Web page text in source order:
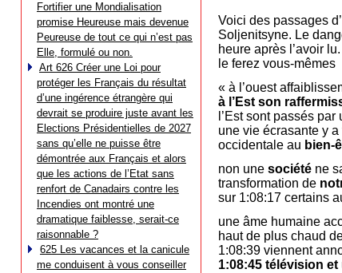
Fortifier une Mondialisation
promise Heureuse mais devenue
Peureuse de tout ce qui n’est pas
Elle, formulé ou non.
Art 626 Créer une Loi pour
protéger les Français du résultat
d’une ingérence étrangère qui
devrait se produire juste avant les
Elections Présidentielles de 2027
sans qu’elle ne puisse être
démontrée aux Français et alors
que les actions de l’Etat sans
renfort de Canadairs contre les
Incendies ont montré une
dramatique faiblesse, serait-ce
raisonnable ?
625 Les vacances et la canicule
me conduisent à vous conseiller
Voici des passages
Soljenitsyne. Le
heure après l’avoir
le ferez vous-mêmes
« à l’ouest
à l’Est son
l’Est sont passés
une vie écrasante y
occidentale au bien-
non une société ne
transformation de
sur 1:08:17 certains
une âme humaine
haut de plus chaud
1:08:39 viennent
1:08:45 télévision